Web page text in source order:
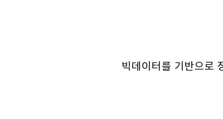
빅데이터를 기반으로